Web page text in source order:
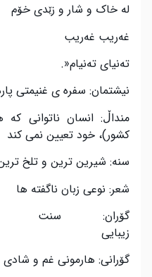
له خاک و شار و زێدی خۆم
غه‌ریب غه‌ریب
ته‌نیای ته‌نیام»
.
نیشتمان: سفره ی غنیمتی
منداڵ: انسان ناتوانی
کشور)، خود تعیین نمی کند
سنه‌: شیرین ترین و تلخ
شعر: نوعی زبان ناگفته ها
گۆران:
زیبایی
گۆرانی: هارمونی غم و